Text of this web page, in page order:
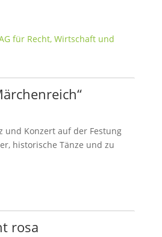
und Konzert auf der Festung
historische Tänze und zu
rosa